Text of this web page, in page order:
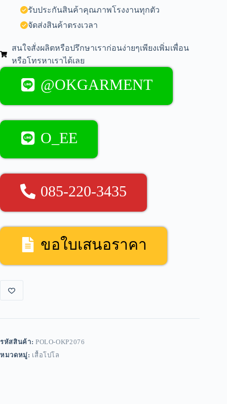
รับประกันสินค้าคุณภาพโรงงานทุกตัว
จัดส่งสินค้าตรงเวลา
สนใจสั่งผลิตหรือปรึกษาเราก่อนง่ายๆเพียงเพิ่มเพื่อน
หรือโทรหาเราได้เลย
@OKGARMENT
O_EE
085-220-3435
ขอใบเสนอราคา
รหัสสินค้า: POLO-OKP2076
หมวดหมู่: เสื้อโปโล